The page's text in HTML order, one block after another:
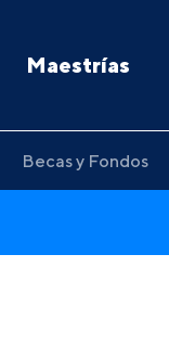
Maestrías
Becas y Fondos